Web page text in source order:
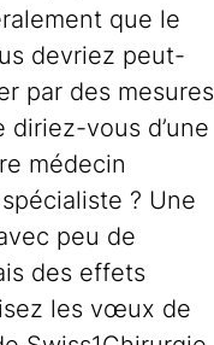
que le
devriez peut-
par des mesures
diriez-vous d’une
médecin
? Une
peu de
des effets
les vœux de